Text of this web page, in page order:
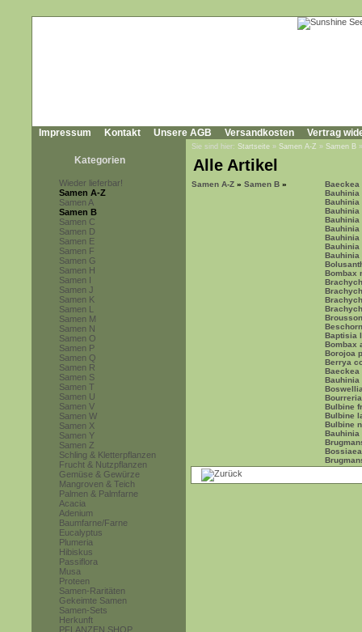
Impressum Kontakt Unsere AGB Versandkosten Vertrag
Kategorien
Wieder lieferbar!
Samen A-Z
Samen A
Samen B
Samen C
Samen D
Samen E
Samen F
Samen G
Samen H
Samen I
Samen J
Samen K
Samen L
Samen M
Samen N
Samen O
Samen P
Samen Q
Samen R
Samen S
Samen T
Samen U
Samen V
Samen W
Samen X
Samen Y
Samen Z
Schling & Kletterpflanzen
Frucht & Nutzpflanzen
Gemüse & Gewürze
Mangroven & Teich
Palmen & Palmfarne
Acacia
Adenium
Baumfarne/Farne
Eucalyptus
Plumeria
Hibiskus
Passiflora
Musa
Proteen
Samen-Raritäten
Gekeimte Samen
Samen-Sets
Herkunft
PFLANZEN SHOP
Sie sind hier: Startseite » Samen A-Z » Samen B
Alle Artikel
Samen A-Z » Samen B »
Baeckea
Bauhinia
Bauhinia
Bauhinia
Bauhinia
Bauhinia
Bauhinia
Bauhinia
Bauhinia
Bombax
Baptisia
Bombax
Borojoa
Berrya
Baeckea
Bulbine
Bulbine
Bulbine